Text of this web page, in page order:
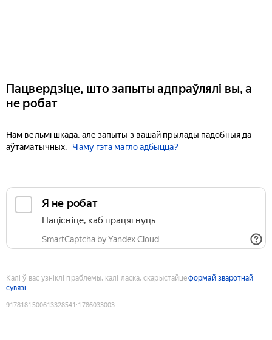
Пацвердзіце, што запыты адпраўлялі вы, а
не робат
Нам вельмі шкада, але запыты з вашай прылады падобныя да
аўтаматычных.
Чаму гэта магло адбыцца?
Я не робат
Націсніце, каб працягнуць
SmartCaptcha by Yandex Cloud
Калі ў вас узніклі праблемы, калі ласка, скарыстайцеформай зваротнай
сувязі
9178181500613328541 :1786033003